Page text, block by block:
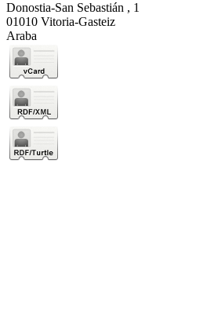
Donostia-San Sebastián , 1
01010 Vitoria-Gasteiz
Araba